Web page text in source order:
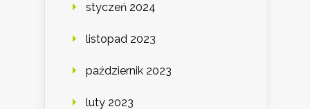
styczeń 2024
listopad 2023
październik 2023
luty 2023